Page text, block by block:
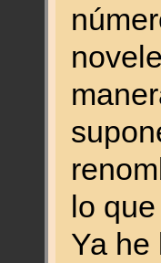
lo
Ya he